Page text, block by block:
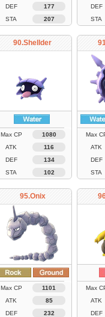
DEF
177
STA
207
DEF
STA
90.Shellder
Max CP
1080
ATK
116
DEF
134
STA
102
Max
ATK
DEF
STA
95.Onix
Max CP
1101
ATK
85
DEF
232
Max
ATK
DEF